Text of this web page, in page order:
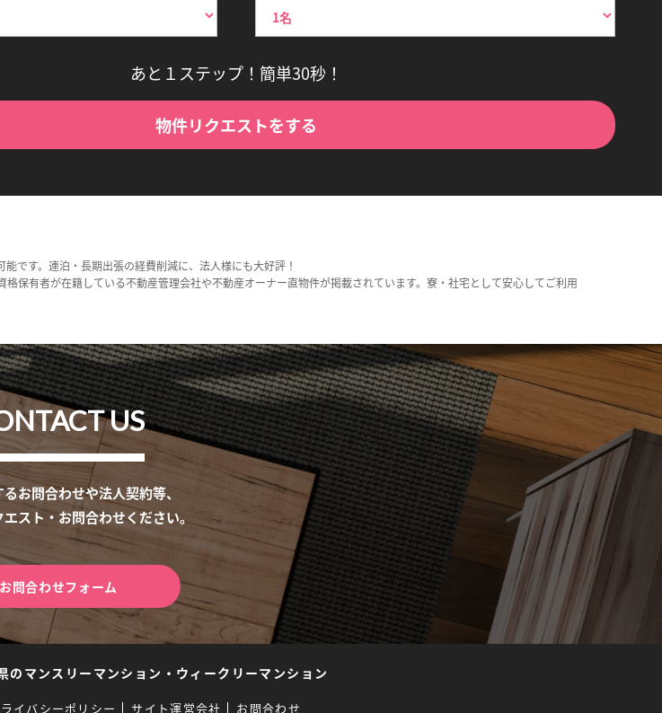
あと１ステップ！簡単30秒！
物件リクエストをする
です。連泊・長期出張の経費削減に、法人様にも大好評！
保有者が在籍している不動産管理会社や不動産オーナー直物件が掲載されています。寮・社宅として安心してご利用
US
お問合わせや法人契約等、
スト・お問合わせください。
お問合わせフォーム
のマンスリーマンション・ウィークリーマンション
イバシーポリシー サイト運営会社 お問合わせ